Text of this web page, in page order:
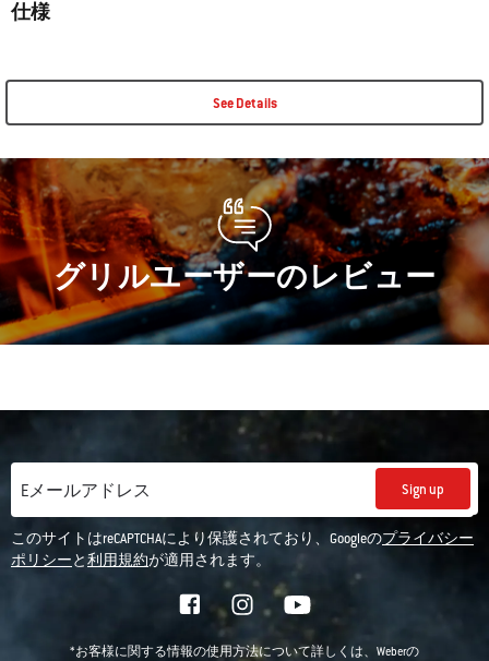
仕様
See Details
グリルユーザーのレビュー
Eメールアドレス Sign up
このサイトはreCAPTCHAにより保護されており、Googleのプライバシー
ポリシーと利用規約が適用されます。
*お客様に関する情報の使用方法について詳しくは、Weberの